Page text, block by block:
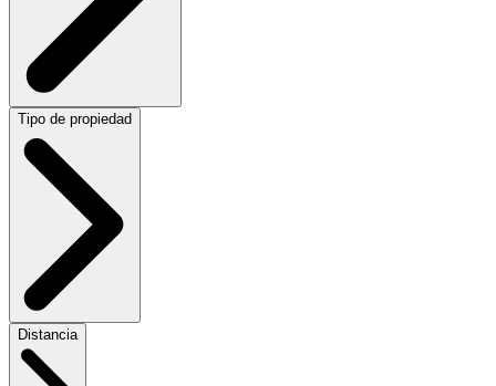
Tipo de propiedad
Distancia